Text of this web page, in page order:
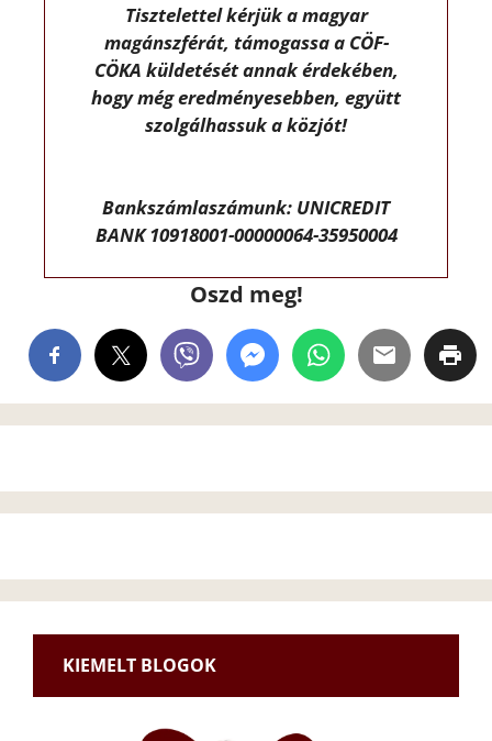
Tisztelettel kérjük a magyar
magánszférát, támogassa a CÖF-
CÖKA küldetését annak érdekében,
hogy még eredményesebben, együtt
szolgálhassuk a közjót!
Bankszámlaszámunk: UNICREDIT
BANK 10918001-00000064-35950004
Oszd meg!
KIEMELT BLOGOK